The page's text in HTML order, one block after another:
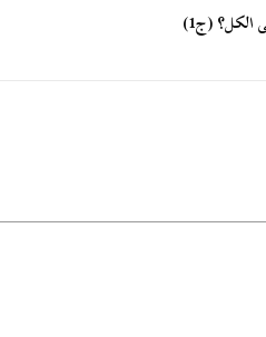
الكل؟ (ج1)